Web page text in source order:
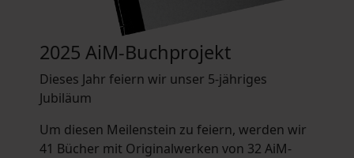
2025 AiM-Buchprojekt
Dieses Jahr feiern wir unser 5-jähriges
Jubiläum
Um diesen Meilenstein zu feiern, werden wir
41 Bücher mit Originalwerken von 32 AiM-